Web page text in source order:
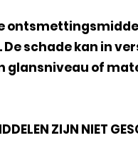
De schade kan in
glansniveau of
ZIJN NIET